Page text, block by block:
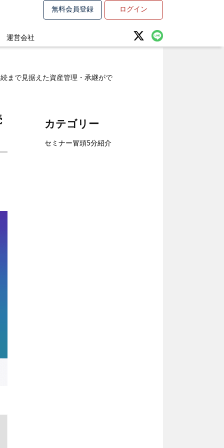
無料会員登録 ログイン
運営会社
まで見据えた資産管理・承継がで
カテゴリー
セミナー冒頭5分紹介